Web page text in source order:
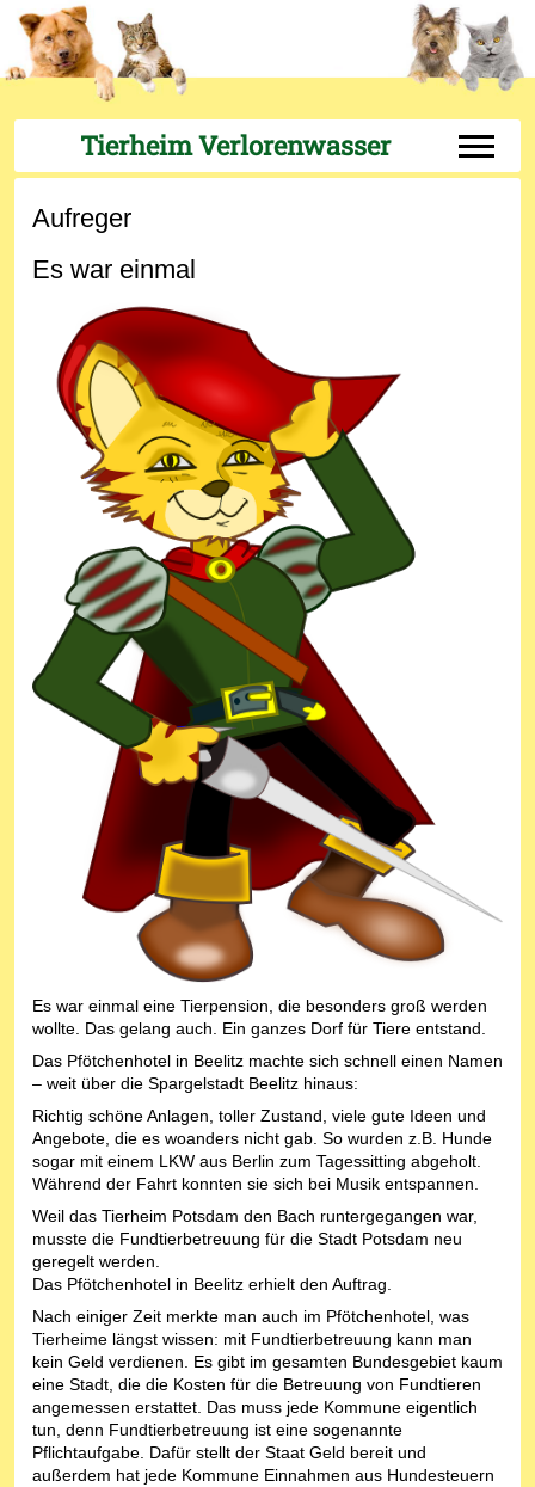
Tierheim Verlorenwasser Off-
Aufreger
Es war einmal
Es war einmal eine Tierpension, die besonders groß werden
wollte. Das gelang auch. Ein ganzes Dorf für Tiere entstand.
Das Pfötchenhotel in Beelitz machte sich schnell einen Namen
– weit über die Spargelstadt Beelitz hinaus:
Richtig schöne Anlagen, toller Zustand, viele gute Ideen und
Angebote, die es woanders nicht gab. So wurden z.B. Hunde
sogar mit einem LKW aus Berlin zum Tagessitting abgeholt.
Während der Fahrt konnten sie sich bei Musik entspannen.
Weil das Tierheim Potsdam den Bach runtergegangen war,
musste die Fundtierbetreuung für die Stadt Potsdam neu
geregelt werden.
Das Pfötchenhotel in Beelitz erhielt den Auftrag.
Nach einiger Zeit merkte man auch im Pfötchenhotel, was
Tierheime längst wissen: mit Fundtierbetreuung kann man
kein Geld verdienen. Es gibt im gesamten Bundesgebiet kaum
eine Stadt, die die Kosten für die Betreuung von Fundtieren
angemessen erstattet. Das muss jede Kommune eigentlich
tun, denn Fundtierbetreuung ist eine sogenannte
Pflichtaufgabe. Dafür stellt der Staat Geld bereit und
außerdem hat jede Kommune Einnahmen aus Hundesteuern